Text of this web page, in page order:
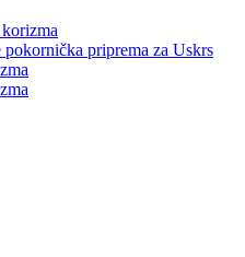
priprema za Uskrs